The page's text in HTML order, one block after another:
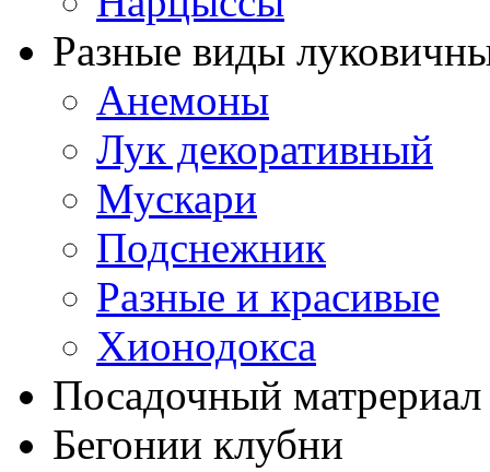
Разные виды
Анемоны
Лук декоративный
Мускари
Подснежник
Разные и красивые
Хионодокса
Посадочный матрериал
Бегонии клубни